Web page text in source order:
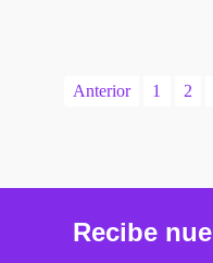
Anterior 1 2
Recibe